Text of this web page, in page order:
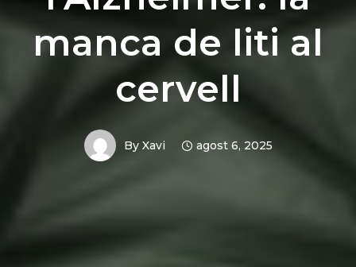
manca de liti al
cervell
By Xavi agost 6, 2025